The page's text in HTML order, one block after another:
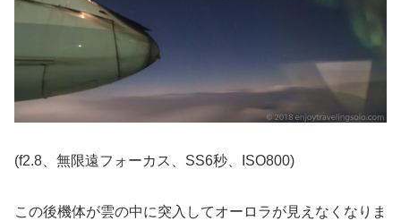
(f2.8、無限遠フォーカス、SS6秒、ISO800)
この後機体が雲の中に突入してオーロラが見えなくなりま